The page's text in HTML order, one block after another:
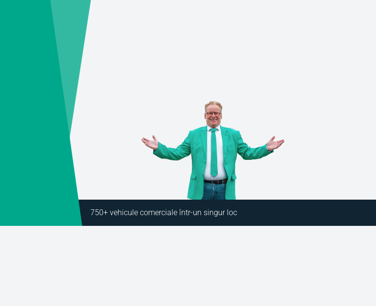
750+ vehicule comerciale într-un singur loc